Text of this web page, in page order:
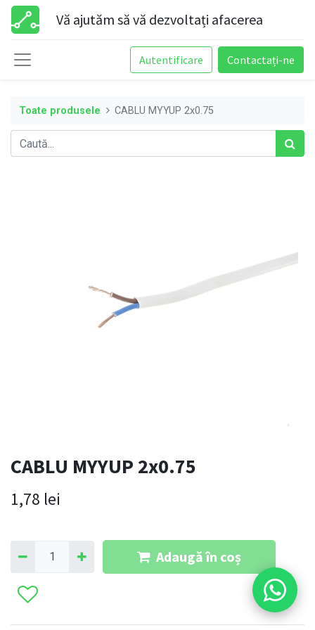
Vă ajutăm să vă dezvoltați afacerea
Autentificare Contactați-ne
Toate produsele CABLU MYYUP 2x0.75
CABLU MYYUP 2x0.75
1,78 lei
Adaugă în coș